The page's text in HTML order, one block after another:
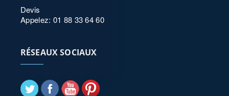
Devis
Appelez: 01 88 33 64 60
RÉSEAUX SOCIAUX